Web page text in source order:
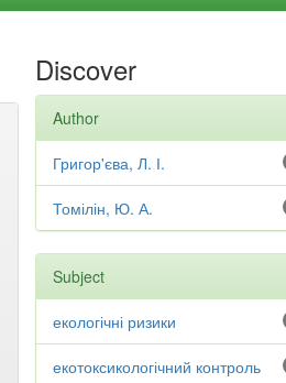
Discover
Author
Григор'єва, Л. І.
Томілін, Ю. А.
Subject
екологічні ризики
екотоксикологічний контроль